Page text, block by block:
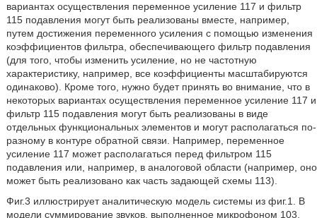
вариантах осуществления переменное усиление 117 и фильтр
115 подавления могут быть реализованы вместе, например,
путем достижения переменного усиления с помощью изменения
коэффициентов фильтра, обеспечивающего фильтр подавления
(для того, чтобы изменить усиление, но не частотную
характеристику, например, все коэффициенты масштабируются
одинаково). Кроме того, нужно будет принять во внимание, что в
некоторых вариантах осуществления переменное усиление 117 и
фильтр 115 подавления могут быть реализованы в виде
отдельных функциональных элементов и могут располагаться по-
разному в контуре обратной связи. Например, переменное
усиление 117 может располагаться перед фильтром 115
подавления или, например, в аналоговой области (например, оно
может быть реализовано как часть задающей схемы 113).
Фиг.3 иллюстрирует аналитическую модель системы из фиг.1. В
модели суммирование звуков, выполненное микрофоном 103,